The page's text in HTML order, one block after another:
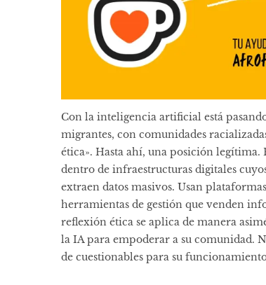
Con la inteligencia artificial está
migrantes, con comunidades
ética». Hasta ahí, una posición
dentro de infraestructuras digitales
extraen datos masivos. Usan
herramientas de gestión que venden
reflexión ética se aplica de manera
la IA para empoderar a su comunidad.
de cuestionables para su